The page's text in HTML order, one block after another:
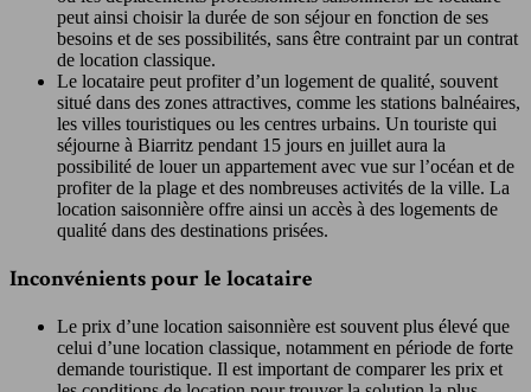
peut ainsi choisir la durée de son séjour en fonction de ses
besoins et de ses possibilités, sans être contraint par un contrat
de location classique.
Le locataire peut profiter d’un logement de qualité, souvent
situé dans des zones attractives, comme les stations balnéaires,
les villes touristiques ou les centres urbains. Un touriste qui
séjourne à Biarritz pendant 15 jours en juillet aura la
possibilité de louer un appartement avec vue sur l’océan et de
profiter de la plage et des nombreuses activités de la ville. La
location saisonnière offre ainsi un accès à des logements de
qualité dans des destinations prisées.
Inconvénients pour le locataire
Le prix d’une location saisonnière est souvent plus élevé que
celui d’une location classique, notamment en période de forte
demande touristique. Il est important de comparer les prix et